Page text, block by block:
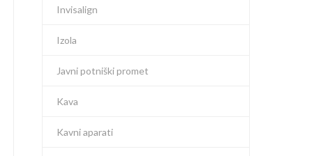
Invisalign
Izola
Javni potniški promet
Kava
Kavni aparati